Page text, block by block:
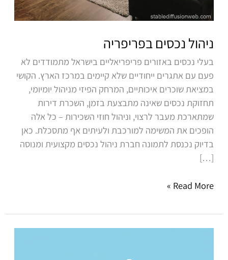
ניהול נכסים בפריפריה
בעלי נכסים באזורים פריפריאליים בישראל מתמודדים לא
פעם עם אתגרים ייחודיים שלא קיימים במרכז הארץ. הקושי
במציאת שוכרים איכותיים, המרחק הפיזי מניהול יומיומי,
תחזוקת נכסים שאינה מתבצעת בזמן, השכרת דירות
שמתארכת מעבר לרצוי, וניהול חוזי השכירות – כל אלה
הופכים את המשימה למורכבת ולעיתים אף מתסכלת. כאן
בדיוק נכנסת לתמונה חברת ניהול נכסים מקצועית ומנוסה
[…]
Read More »